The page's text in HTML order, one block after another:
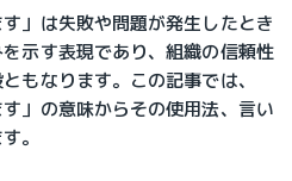
」は失敗や問題が発生したとき
示す表現であり、組織の信頼性
もなります。この記事では、
」の意味からその使用法、言い
。